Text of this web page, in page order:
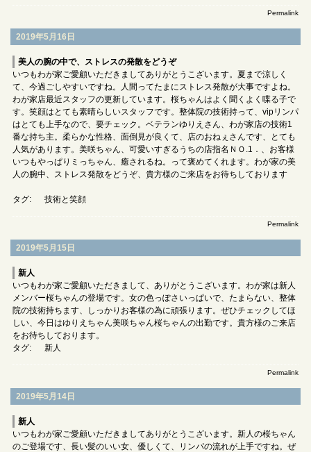
Permalink
2019年5月16日
美人の腕の中で、ストレスの発散をどうぞ
いつもわが家ご愛顧いただきましてありがとうこざいます。夏まで涼しく
て、今過ごしやすいですね。人間ってたまにストレス発散が大事ですよね。
わが家店最近スタッフの更新しています。桜ちゃんはよく聞くよく喋る子で
す。笑顔はとても素晴らしいスタッフです。整体院の技術持って、vipリンパ
はとても上手なので、要チェック。ベテランゆりえさん、わが家店の技術1
番な持ち主。柔らかな性格、面倒見が良くて、店のおねぇさんです、とても
人気があります。美咲ちゃん、可愛いすぎるうちの店指名ＮＯ.1．、お客様
いつもやっぱりミっちゃん、癒されるね。って褒めてくれます。わが家の美
人の腕中、ストレス発散をどうぞ、貴方様のご来店をお待ちしております
タグ: 技術と笑顔
Permalink
2019年5月15日
新人
いつもわが家ご愛顧いただきまして、ありがとうこざいます。わが家は新人
メンバー桜ちゃんの登場です。女の色っぽさいっぱいで、たまらない、整体
院の技術持ちます、しっかりお客様の為に頑張ります。ぜひチェックしてほ
しい、今日はゆりえちゃん美咲ちゃん桜ちゃんの出勤です。貴方様のご来店
をお待ちしております。
タグ:
新人
Permalink
2019年5月14日
新人
いつもわが家ご愛顧いただきましてありがとうこざいます。新人の桜ちゃん
のご登場です、長い髪のいい女、優しくて、リンパの流れが上手ですね。ぜ